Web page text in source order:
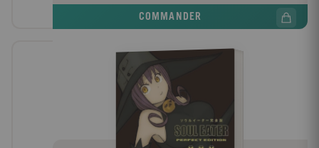
COMMANDER